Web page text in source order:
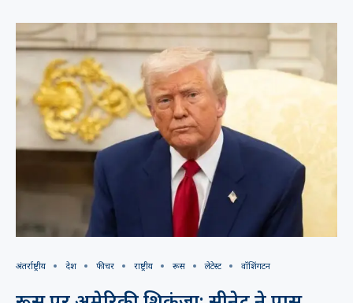
अंतर्राष्ट्रीय देश फीचर राष्ट्रीय रूस लेटेस्ट वॉशिंगटन